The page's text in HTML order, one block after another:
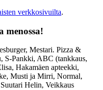
verkkosivuilta.
menossa!
Mestari. Pizza &
S-Pankki, ABC (tankkaus,
Hakamäen apteekki,
Musti ja Mirri, Normal,
Helin, Veikkaus